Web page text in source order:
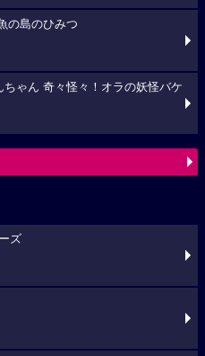
の島のひみつ
ゃん 奇々怪々！オラの妖怪バケ
ズ